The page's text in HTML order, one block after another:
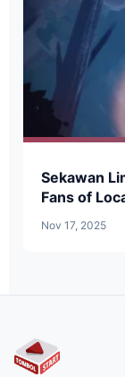
Sekawan
Fans of
Nov 17, 2025